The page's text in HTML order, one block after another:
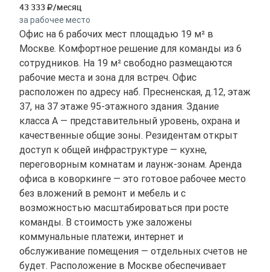
43 333 /месяц
за рабочее место
Офис на 6 рабочих мест площадью 19 м² в
Москве. Комфортное решение для команды из 6
сотрудников. На 19 м² свободно размещаются
рабочие места и зона для встреч. Офис
расположен по адресу наб. Пресненская, д.12, этаж
37, на 37 этаже 95-этажного здания. Здание
класса A — представительный уровень, охрана и
качественные общие зоны. Резидентам открыт
доступ к общей инфраструктуре — кухне,
переговорным комнатам и лаунж-зонам. Аренда
офиса в коворкинге — это готовое рабочее место
без вложений в ремонт и мебель и с
возможностью масштабироваться при росте
команды. В стоимость уже заложены
коммунальные платежи, интернет и
обслуживание помещения — отдельных счетов не
будет. Расположение в Москве обеспечивает